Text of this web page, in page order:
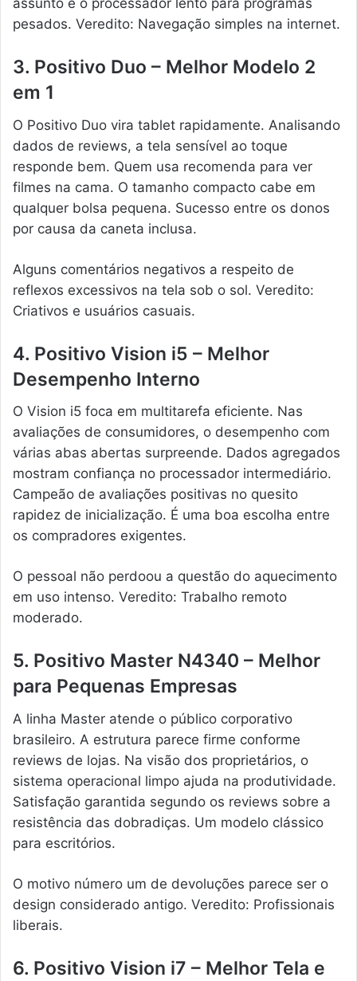
assunto é o processador lento para programas
pesados. Veredito: Navegação simples na internet.
3. Positivo Duo – Melhor Modelo 2
em 1
O Positivo Duo vira tablet rapidamente. Analisando
dados de reviews, a tela sensível ao toque
responde bem. Quem usa recomenda para ver
filmes na cama. O tamanho compacto cabe em
qualquer bolsa pequena. Sucesso entre os donos
por causa da caneta inclusa.
Alguns comentários negativos a respeito de
reflexos excessivos na tela sob o sol. Veredito:
Criativos e usuários casuais.
4. Positivo Vision i5 – Melhor
Desempenho Interno
O Vision i5 foca em multitarefa eficiente. Nas
avaliações de consumidores, o desempenho com
várias abas abertas surpreende. Dados agregados
mostram confiança no processador intermediário.
Campeão de avaliações positivas no quesito
rapidez de inicialização. É uma boa escolha entre
os compradores exigentes.
O pessoal não perdoou a questão do aquecimento
em uso intenso. Veredito: Trabalho remoto
moderado.
5. Positivo Master N4340 – Melhor
para Pequenas Empresas
A linha Master atende o público corporativo
brasileiro. A estrutura parece firme conforme
reviews de lojas. Na visão dos proprietários, o
sistema operacional limpo ajuda na produtividade.
Satisfação garantida segundo os reviews sobre a
resistência das dobradiças. Um modelo clássico
para escritórios.
O motivo número um de devoluções parece ser o
design considerado antigo. Veredito: Profissionais
liberais.
6. Positivo Vision i7 – Melhor Tela e